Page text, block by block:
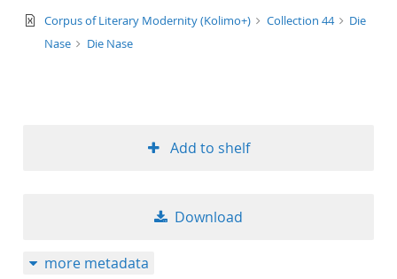
text/xml
Corpus of Literary Modernity (Kolimo+) Collection 44
Die
Nase
Die Nase
Add to shelf
Download
more metadata